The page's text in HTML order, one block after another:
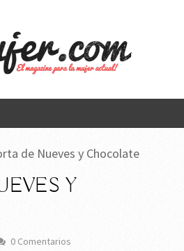
de Nueves y Chocolate
Y
0 Comentarios